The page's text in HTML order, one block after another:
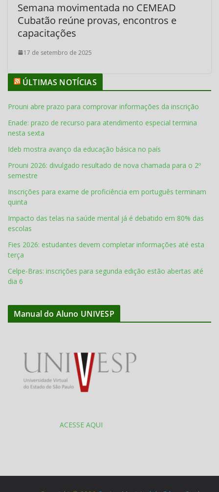
Semana movimentada no CEMEAD
Cubatão reúne provas, encontros e
capacitações
17 de setembro de 2025
ÚLTIMAS NOTÍCIAS
Prouni abre prazo para comprovar informações da inscrição
Enade: prazo de recurso para atendimento especial termina
nesta sexta
Ideb mostra avanço da educação básica no país
Prouni 2026: divulgado resultado de nova chamada para o 2º
semestre
Inscrições para exame de proficiência em português terminam
quinta
Impacto das telas na saúde mental já é debatido em 80% das
escolas
Fies 2026: estudantes devem completar informações até esta
terça
Celpe-Bras: inscrições para segunda edição estão abertas até
dia 6
Manual do Aluno UNIVESP
ACESSE AQUI